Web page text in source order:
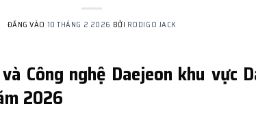
ĐĂNG VÀO 10 THÁNG 2 2026 BỞI RODIGO JACK
Công nghệ Daejeon khu vực
2026